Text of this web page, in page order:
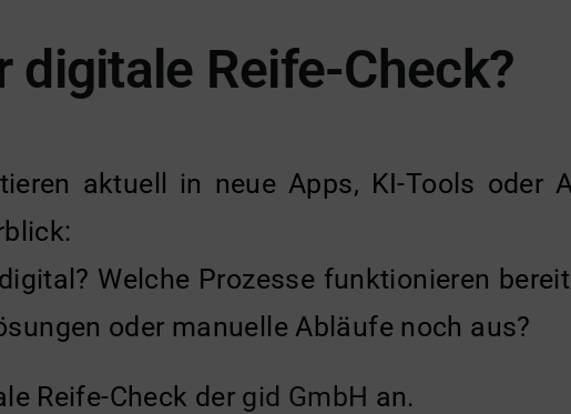
digitale Reife-Check?
aktuell in neue Apps, KI-Tools oder
Welche Prozesse funktionieren
oder manuelle Abläufe noch aus?
Reife-Check der gid GmbH an.